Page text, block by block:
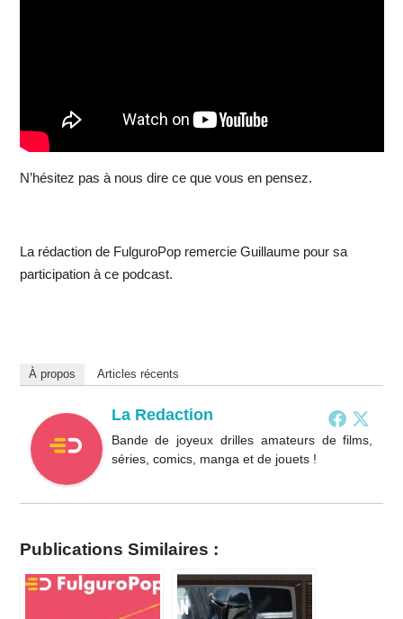
N’hésitez pas à nous dire ce que vous en pensez.
La rédaction de FulguroPop remercie Guillaume pour sa
participation à ce podcast.
À propos Articles récents
La Redaction
Bande de joyeux drilles amateurs de films,
séries, comics, manga et de jouets !
Publications Similaires :